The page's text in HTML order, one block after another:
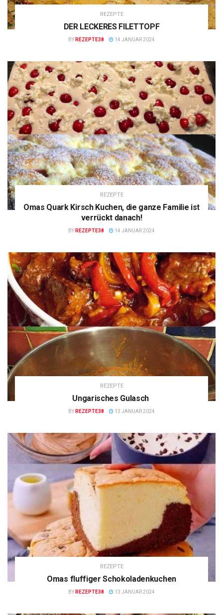
REZEPTE
DER LECKERES FILETTOPF
BY REZEPTE38 14 JANUAR 2024
REZEPTE
Omas Quark Kirsch Kuchen, die ganze Familie ist
verrückt danach!
BY REZEPTE38 14 JANUAR 2024
REZEPTE
Ungarisches Gulasch
BY REZEPTE38 13 JANUAR 2024
REZEPTE
Omas fluffiger Schokoladenkuchen
BY REZEPTE38 13 JANUAR 2024